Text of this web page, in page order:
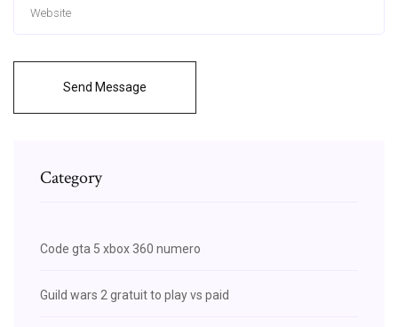
Send Message
Category
Code gta 5 xbox 360 numero
Guild wars 2 gratuit to play vs paid